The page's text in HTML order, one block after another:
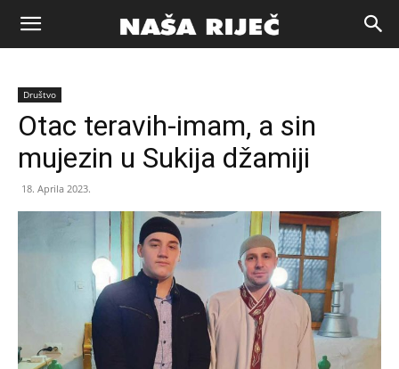
Naša
riječ
Društvo
Otac teravih-imam, a sin
mujezin u Sukija džamiji
18. Aprila 2023.